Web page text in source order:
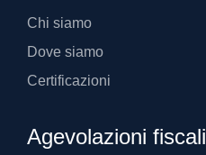
Chi siamo
Dove siamo
Certificazioni
Agevolazioni fiscali